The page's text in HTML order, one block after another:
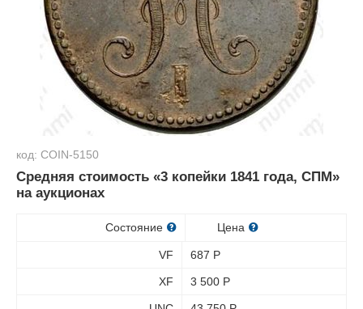
код: COIN-5150
Средняя стоимость «3 копейки 1841 года, СПМ»
на аукционах
Состояние Цена
VF 687 Р
XF 3 500 Р